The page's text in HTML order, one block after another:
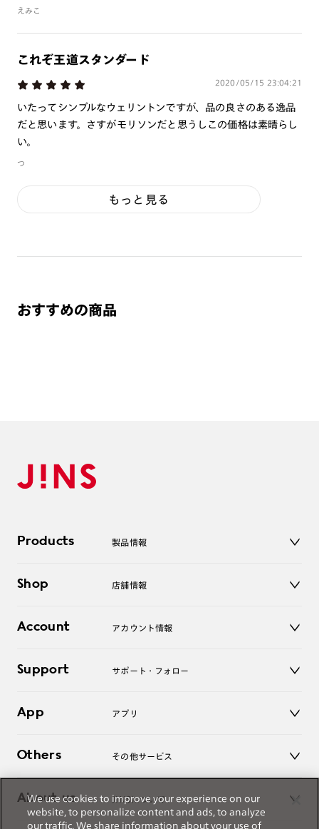
えみこ
これぞ王道スタンダード
2020/05/15 23:04:21
いたってシンプルなウェリントンですが、品の良さのある逸品
だと思います。さすがモリソンだと思うしこの価格は素晴らし
い。
つ
もっと見る
おすすめの商品
Products 製品情報
サングラス
コンタクトレンズ
アクセサリー
Shop 店舗情報
オンラインショップ
Account アカウント情報
ログアウト
Support サポート・フォロー
よくあるご質問
お問い合わせ
App アプリ
Others その他サービス
レンズ交換
オンラインギフト
About us JINSについて
We use cookies to improve your experience on our
website, to personalize content and ads, to analyze
our traffic. We share information about your use of